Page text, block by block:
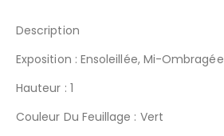
Description
Exposition : Ensoleillée, Mi-Ombragée
Hauteur : 1
Couleur Du Feuillage : Vert